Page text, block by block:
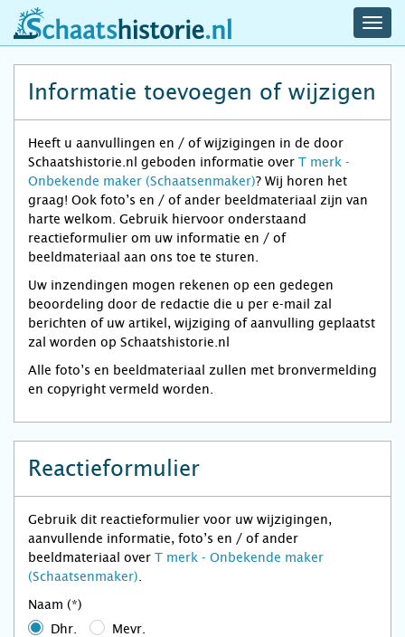
schaatshistorie.nl
Informatie toevoegen of wijzigen
Heeft u aanvullingen en / of wijzigingen in de door
Schaatshistorie.nl geboden informatie over T merk -
Onbekende maker (Schaatsenmaker)? Wij horen het
graag! Ook foto’s en / of ander beeldmateriaal zijn van
harte welkom. Gebruik hiervoor onderstaand
reactieformulier om uw informatie en / of
beeldmateriaal aan ons toe te sturen.
Uw inzendingen mogen rekenen op een gedegen
beoordeling door de redactie die u per e-mail zal
berichten of uw artikel, wijziging of aanvulling geplaatst
zal worden op Schaatshistorie.nl
Alle foto’s en beeldmateriaal zullen met bronvermelding
en copyright vermeld worden.
Reactieformulier
Gebruik dit reactieformulier voor uw wijzigingen,
aanvullende informatie, foto’s en / of ander
beeldmateriaal over T merk - Onbekende maker
(Schaatsenmaker)
Naam (*)
Dhr.
Mevr.